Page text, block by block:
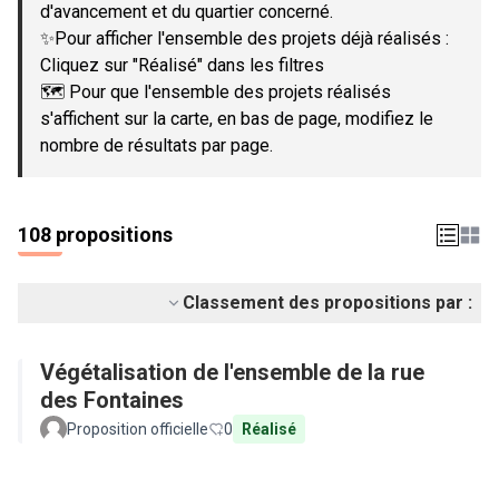
d'avancement et du quartier concerné.
✨Pour afficher l'ensemble des projets déjà réalisés :
Cliquez sur "Réalisé" dans les filtres
🗺️ Pour que l'ensemble des projets réalisés
s'affichent sur la carte, en bas de page, modifiez le
nombre de résultats par page.
108 propositions
Classement des propositions par :
Végétalisation de l'ensemble de la rue
des Fontaines
Proposition officielle 0 Réalisé